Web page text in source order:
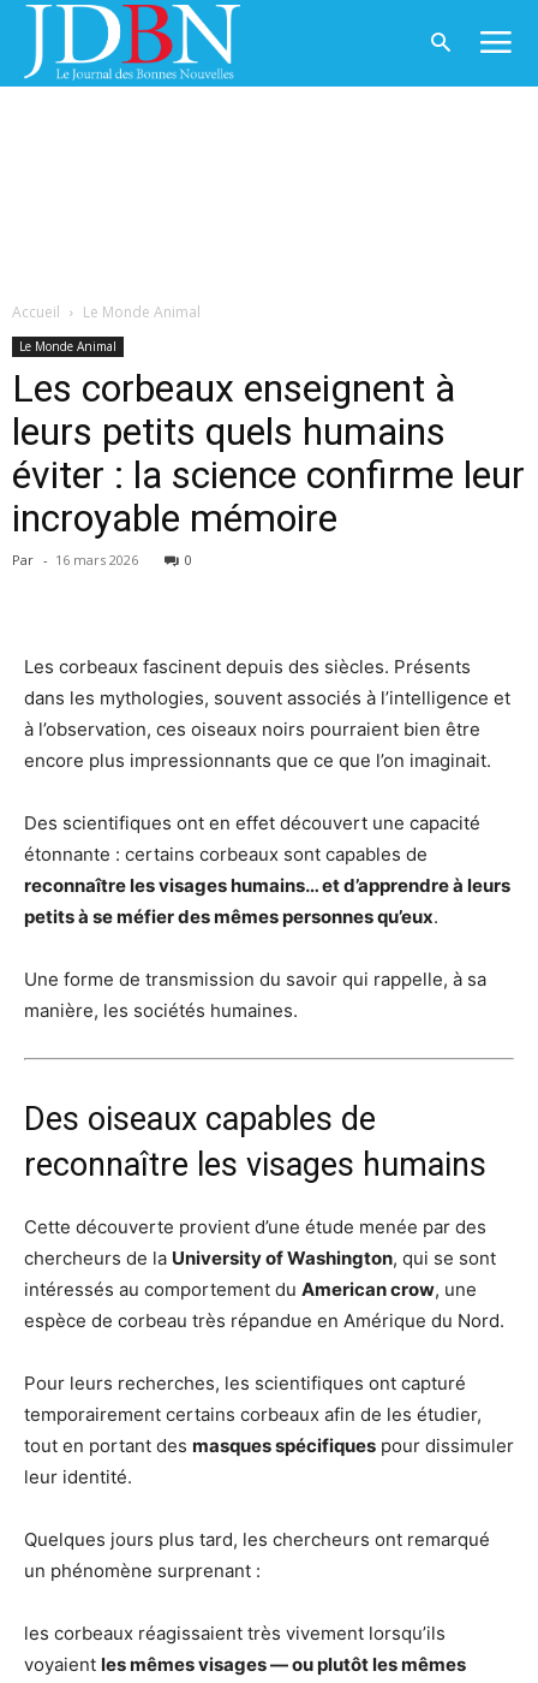
Accueil Le Monde Animal
Le Monde Animal
Les corbeaux enseignent à
leurs petits quels humains
éviter : la science confirme leur
incroyable mémoire
Par - 16 mars 2026 0
Les corbeaux fascinent depuis des siècles. Présents
dans les mythologies, souvent associés à l’intelligence et
à l’observation, ces oiseaux noirs pourraient bien être
encore plus impressionnants que ce que l’on imaginait.
Des scientifiques ont en effet découvert une capacité
étonnante : certains corbeaux sont capables de
reconnaître les visages humains… et d’apprendre à leurs
petits à se méfier des mêmes personnes qu’eux.
Une forme de transmission du savoir qui rappelle, à sa
manière, les sociétés humaines.
Des oiseaux capables de
reconnaître les visages humains
Cette découverte provient d’une étude menée par des
chercheurs de la University of Washington, qui se sont
intéressés au comportement du American crow, une
espèce de corbeau très répandue en Amérique du Nord.
Pour leurs recherches, les scientifiques ont capturé
temporairement certains corbeaux afin de les étudier,
tout en portant des masques spécifiques pour dissimuler
leur identité.
Quelques jours plus tard, les chercheurs ont remarqué
un phénomène surprenant :
les corbeaux réagissaient très vivement lorsqu’ils
voyaient les mêmes visages — ou plutôt les mêmes